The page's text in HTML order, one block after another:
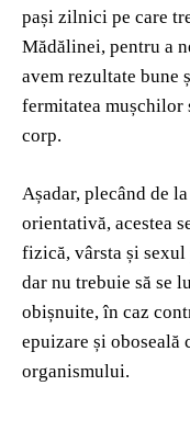
pași zilnici pe care
Mădălinei, pentru a
avem rezultate
fermitatea mușchilor
corp.
Așadar, plecând de
orientativă, acestea
fizică, vârsta și sexul
dar nu trebuie să se
obișnuite, în caz
epuizare și oboseală
organismului.